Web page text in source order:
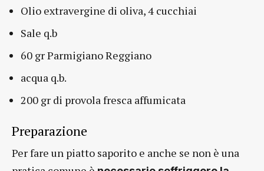
Olio extravergine di oliva, 4 cucchiai
Sale q.b
60 gr Parmigiano Reggiano
acqua q.b.
200 gr di provola fresca affumicata
Preparazione
Per fare un piatto saporito e anche se non è una